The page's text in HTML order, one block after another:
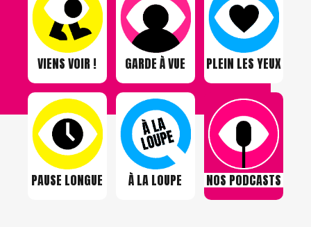
VIENS VOIR ! GARDE À VUE PLEIN LES YEUX
PAUSE LONGUE À LA LOUPE NOS PODCASTS